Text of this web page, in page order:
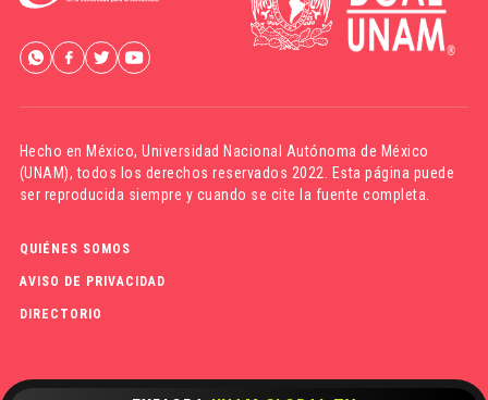
Hecho en México,Universidad Nacional Autónoma de México
(UNAM), todos los derechos reservados 2022. Esta página puede
ser reproducida siempre y cuando se cite la fuente completa.
QUIÉNES SOMOS
AVISO DE PRIVACIDAD
DIRECTORIO